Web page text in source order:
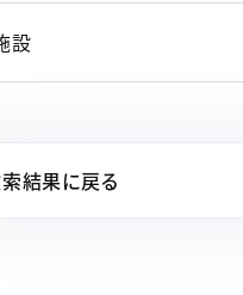
設
結果に戻る